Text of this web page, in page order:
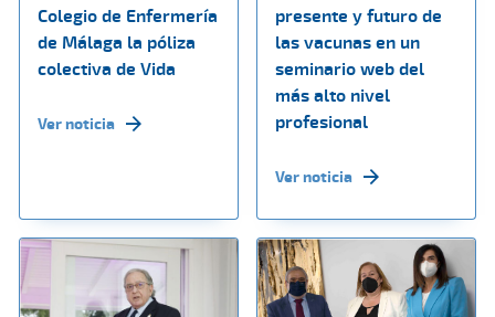
Colegio de Enfermería
de Málaga la póliza
colectiva de Vida
Ver noticia
presente y futuro de
las vacunas en un
seminario web del
más alto nivel
profesional
Ver noticia